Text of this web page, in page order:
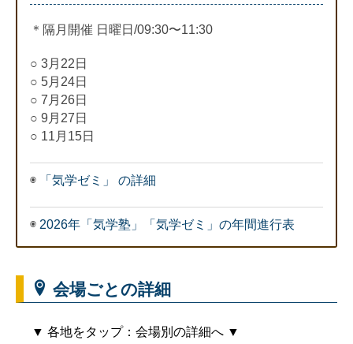
＊隔月開催 日曜日/09:30〜11:30
○ 3月22日
○ 5月24日
○ 7月26日
○ 9月27日
○ 11月15日
◉ 「気学ゼミ」 の詳細
◉ 2026年「気学塾」「気学ゼミ」の年間進行表
会場ごとの詳細
▼ 各地をタップ：会場別の詳細へ ▼